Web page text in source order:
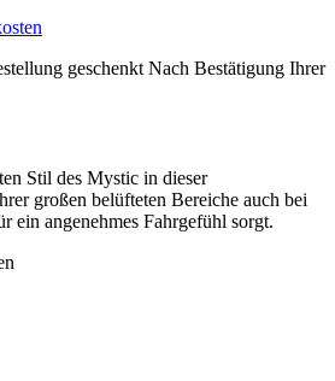
geschenkt Nach Bestätigung Ihrer
Stil des Mystic in dieser
großen belüfteten Bereiche auch bei
ein angenehmes Fahrgefühl sorgt.